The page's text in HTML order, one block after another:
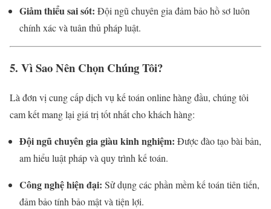
Giảm thiểu sai sót: Đội ngũ chuyên gia đảm bảo hồ sơ luôn
chính xác và tuân thủ pháp luật.
5. Vì Sao Nên Chọn Chúng Tôi?
Là đơn vị cung cấp dịch vụ kế toán online hàng đầu, chúng tôi
cam kết mang lại giá trị tốt nhất cho khách hàng:
Đội ngũ chuyên gia giàu kinh nghiệm: Được đào tạo bài bản,
am hiểu luật pháp và quy trình kế toán.
Công nghệ hiện đại: Sử dụng các phần mềm kế toán tiên tiến,
đảm bảo tính bảo mật và tiện lợi.